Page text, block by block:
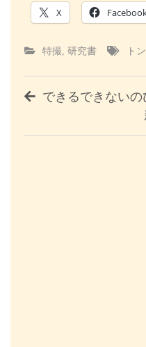
X
特撮, 研究書 ト
投できるできないの